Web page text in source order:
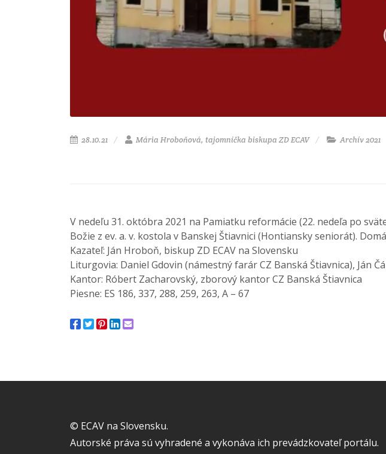
28.10.21 Mária Hroboňová, tajomníčka biskupa ZD ECAV Archív 2021
V nedeľu 31. októbra 2021 na Pamiatku reformácie (22. nedeľa po
Božie z ev. a. v. kostola v Banskej Štiavnici (Hontiansky seniorát).
Kazateľ: Ján Hroboň, biskup ZD ECAV na Slovensku
Liturgovia: Daniel Gdovin (námestný farár CZ Banská Štiavnica), Ján
Kantor: Róbert Zacharovský, zborový kantor CZ Banská Štiavnica
Piesne: ES 186, 337, 288, 259, 263, A – 67
© ECAV na Slovensku.
Autorské práva sú vyhradené a vykonáva ich prevádzkovateľ portálu.